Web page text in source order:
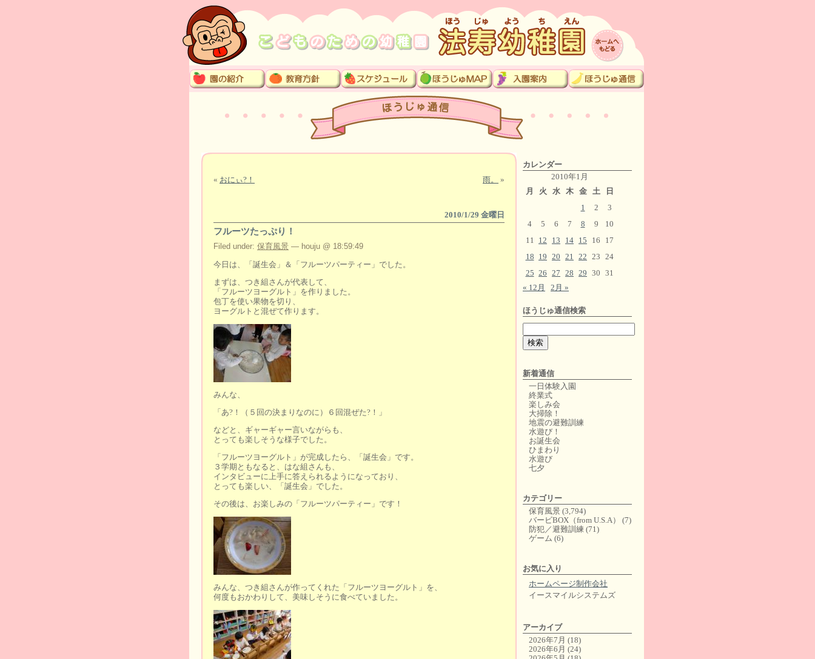
« おにぃ?！ 雨。 »
2010/1/29 金曜日
フルーツたっぷり！
Filed under: 保育風景 — houju @ 18:59:49
今日は、「誕生会」＆「フルーツパーティー」でした。
まずは、つき組さんが代表して、
「フルーツヨーグルト」を作りました。
包丁を使い果物を切り、
ヨーグルトと混ぜて作ります。
みんな、
「あ?！（５回の決まりなのに）６回混ぜた?！」
などと、ギャーギャー言いながらも、
とっても楽しそうな様子でした。
「フルーツヨーグルト」が完成したら、「誕生会」です。
３学期ともなると、はな組さんも、
インタビューに上手に答えられるようになっており、
とっても楽しい、「誕生会」でした。
その後は、お楽しみの「フルーツパーティー」です！
みんな、つき組さんが作ってくれた「フルーツヨーグルト」を、
何度もおかわりして、美味しそうに食べていました。
カレンダー
2010年1月
月
火 水 木 金 土
日
1
2
3
4
5 6 7 8 9
10
11 12 13 14 15 16
17
18 19 20 21 22 23 24
25 26 27 28 29 30 31
« 12月
2月 »
ほうじゅ通信検索
新着通信
一日体験入園
終業式
楽しみ会
大掃除！
地震の避難訓練
水遊び！
お誕生会
ひまわり
水遊び
七夕
カテゴリー
保育風景 (3,794)
バービBOX（from U.S.A）
(7)
防犯／避難訓練 (71)
ゲーム (6)
お気に入り
ホームページ制作会社
イースマイルシステムズ
アーカイブ
2026年7月 (18)
2026年6月 (24)